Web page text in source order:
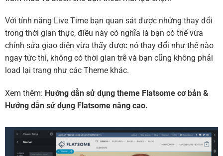
Với tính năng Live Time bạn quan sát được những thay đổi
trong thời gian thực, điều này có nghĩa là bạn có thể vừa
chỉnh sửa giao diện vừa thấy được nó thay đổi như thế nào
ngay tức thì, không có thời gian trễ và bạn cũng không phải
load lại trang như các Theme khác.
Xem thêm: Hướng dẫn sử dụng theme Flatsome cơ bản &
Hướng dẫn sử dụng Flatsome nâng cao.